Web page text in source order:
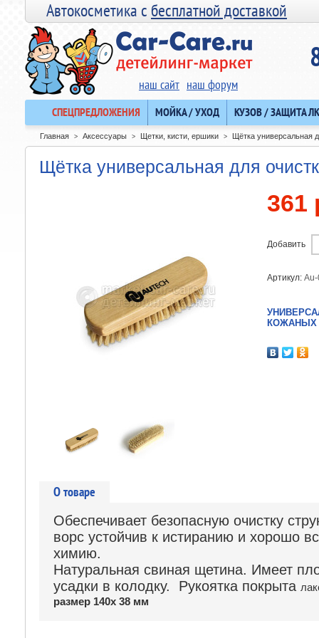
Автокосметика сбесплатной доставкой
наш сайт наш форум
СПЕЦПРЕДЛОЖЕНИЯ МОЙКА / УХОД КУЗОВ / ЗАЩИТА
Главная > Аксессуары > Щетки, кисти, ершики > Щётка универсальная
Щётка универсальная для
361
Добавить
Артикул:
КОЖАНЫХ
О товаре
Обеспечивает безопасную очистку
ворс устойчив к истиранию и хорошо
химию.
Натуральная свиная щетина. Имеет
усадки в колодку. Рукоятка покрыта
размер 140х 38 мм